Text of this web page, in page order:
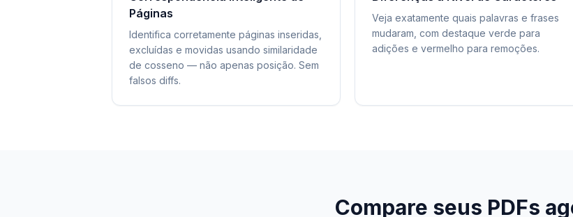
Páginas
Identifica corretamente páginas inseridas,
excluídas e movidas usando similaridade
de cosseno — não apenas posição. Sem
falsos diffs.
Veja exatamente quais palavras e frases
mudaram, com destaque verde para
adições e vermelho para remoções.
Compare seus PDFs